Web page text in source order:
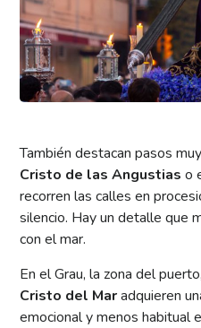
También destacan pasos
Cristo de las Angustias o
recorren las calles en
silencio. Hay un detalle que
con el mar.
En el Grau, la zona del
Cristo del Maradquieren
emocional y menos habitual